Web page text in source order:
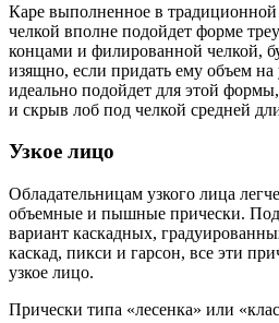
Каре выполненное в традиционной
челкой вполне подойдет форме
концами и филированной челкой,
изящно, если придать ему объем на
идеально подойдет для этой
и скрыв лоб под челкой средней
Узкое лицо
Обладательницам узкого лица
объемные и пышные прически.
вариант каскадных,
каскад, пикси и гарсон, все эти
узкое лицо.
Прически типа «лесенка» или